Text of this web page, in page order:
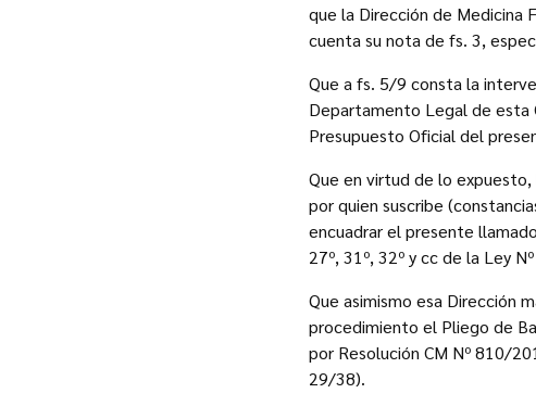
que la Dirección de Medicina
cuenta su nota de fs. 3,
Que a fs. 5/9 consta la
Departamento Legal de esta
Presupuesto Oficial del
Que en virtud de lo
por quien suscribe
encuadrar el presente
27º, 31º, 32º y cc de la Ley
Que asimismo esa Dirección
procedimiento el Pliego de
por Resolución CM Nº 810/
29/38).